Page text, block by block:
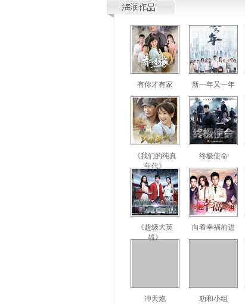
有你才有家 新一年又一年
《我们的纯真
年代》
终极使命
《超级大英
雄》
向着幸福前进
冲天炮 劝和小组